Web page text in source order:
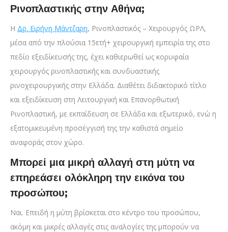
Ρινοπλαστικής στην Αθήνα;
Η Δρ. Ειρήνη Μάντζαρη, Ρινοπλαστικός – Χειρουργός ΩΡΛ,
μέσα από την πλούσια 15ετή+ χειρουργική εμπειρία της στο
πεδίο εξειδίκευσής της, έχει καθιερωθεί ως κορυφαία
χειρουργός ρινοπλαστικής και συνδυαστικής
ρινοχειρουργικής στην Ελλάδα. Διαθέτει διδακτορικό τίτλο
και εξειδίκευση στη Λειτουργική και Επανορθωτική
Ρινοπλαστική, με εκπαίδευση σε Ελλάδα και εξωτερικό, ενώ η
εξατομικευμένη προσέγγισή της την καθιστά σημείο
αναφοράς στον χώρο.
Μπορεί μια μικρή αλλαγή στη μύτη να
επηρεάσει ολόκληρη την εικόνα του
προσώπου;
Ναι. Επειδή η μύτη βρίσκεται στο κέντρο του προσώπου,
ακόμη και μικρές αλλαγές στις αναλογίες της μπορούν να